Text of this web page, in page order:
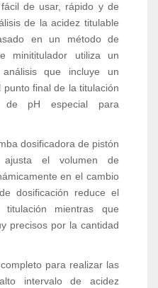
de usar, rápido y de
de la acidez titulable
en un método de
minititulador utiliza un
que incluye un
final de la titulación
de pH especial para
dosificadora de pistón
el volumen de
en el cambio
dosificación reduce el
mientras que
precisos por la cantidad
para realizar las
intervalo de acidez